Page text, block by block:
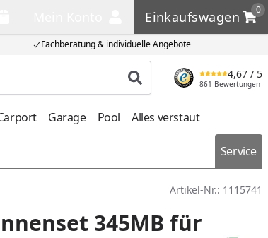
Fachberatung & individuelle Angebote
Einkaufswagen
0
Einkaufswagen
Produkt suchen
4,67 / 5
861 Bewertungen
Garage Pool Alles verstaut
Service
Artikel-Nr.: 1115741
345MB für